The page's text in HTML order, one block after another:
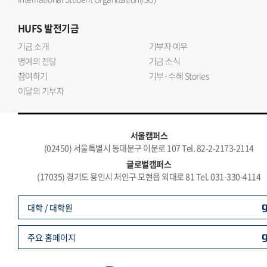
HUFS발전기금
기금 소개
기부자 예우
명예의 전당
기금 소식
참여하기
기부·수혜 Stories
이달의 기부자
서울캠퍼스
(02450) 서울특별시 동대문구 이문로 107 Tel. 82-2-2173-2114
글로벌캠퍼스
(17035) 경기도 용인시 처인구 모현읍 외대로 81 Tel. 031-330-4114
대학 / 대학원
주요 홈페이지